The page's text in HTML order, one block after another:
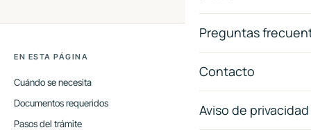
Preguntas
Contacto
Aviso de privacidad
EN ESTA PÁGINA
Cuándo se necesita
Documentos requeridos
Pasos del trámite